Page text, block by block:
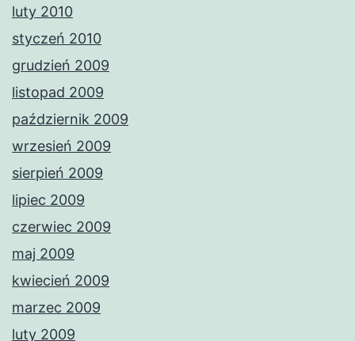
luty 2010
styczeń 2010
grudzień 2009
listopad 2009
październik 2009
wrzesień 2009
sierpień 2009
lipiec 2009
czerwiec 2009
maj 2009
kwiecień 2009
marzec 2009
luty 2009